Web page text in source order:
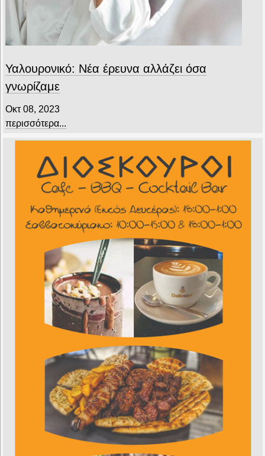
Υαλουρονικό: Νέα έρευνα αλλάζει όσα
γνωρίζαμε
Οκτ 08, 2023
περισσότερα...